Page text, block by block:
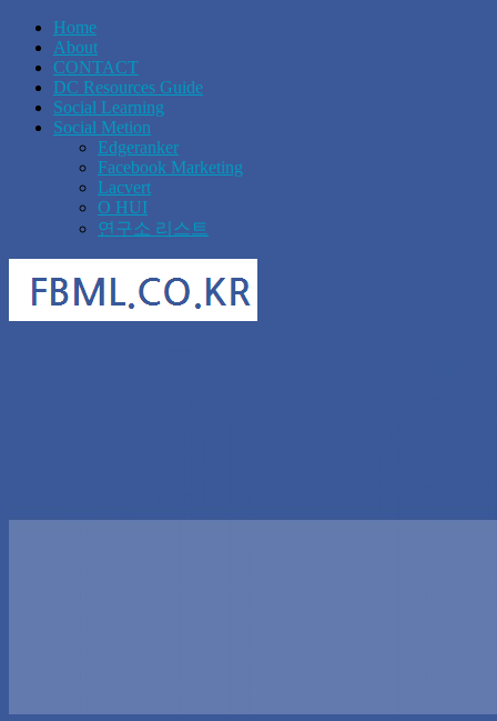
Home
About
CONTACT
DC Resources Guide
Social Learning
Social Metion
Edgeranker
Facebook Marketing
Lacvert
O HUI
연구소 리스트